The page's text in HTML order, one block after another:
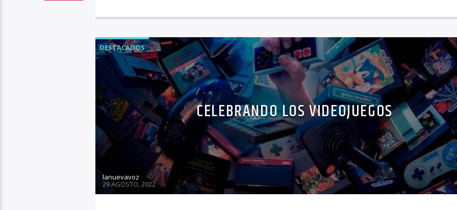
DESTACADOS
CELEBRANDO LOS VIDEOJUEGOS
lanuevavoz
29 AGOSTO, 2022